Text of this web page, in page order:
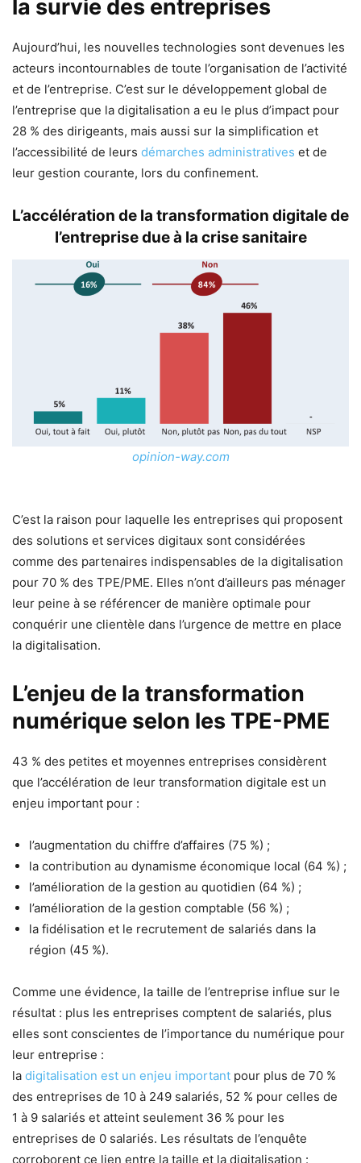
la survie des entreprises
Aujourd’hui, les nouvelles technologies sont devenues les
acteurs incontournables de toute l’organisation de l’activité
et de l’entreprise. C’est sur le développement global de
l’entreprise que la digitalisation a eu le plus d’impact pour
28 % des dirigeants, mais aussi sur la simplification et
l’accessibilité de leurs démarches administratives et de
leur gestion courante, lors du confinement.
L’accélération de la transformation digitale de
l’entreprise due à la crise sanitaire
opinion-way.com
C’est la raison pour laquelle les entreprises qui proposent
des solutions et services digitaux sont considérées
comme des partenaires indispensables de la digitalisation
pour 70 % des TPE/PME. Elles n’ont d’ailleurs pas ménager
leur peine à se référencer de manière optimale pour
conquérir une clientèle dans l’urgence de mettre en place
la digitalisation.
L’enjeu de la transformation
numérique selon les TPE-PME
43 % des petites et moyennes entreprises considèrent
que l’accélération de leur transformation digitale est un
enjeu important pour :
l’augmentation du chiffre d’affaires (75 %) ;
la contribution au dynamisme économique local (64 %) ;
l’amélioration de la gestion au quotidien (64 %) ;
l’amélioration de la gestion comptable (56 %) ;
la fidélisation et le recrutement de salariés dans la
région (45 %).
Comme une évidence, la taille de l’entreprise influe sur le
résultat : plus les entreprises comptent de salariés, plus
elles sont conscientes de l’importance du numérique pour
leur entreprise :
la digitalisation est un enjeu important pour plus de 70 %
des entreprises de 10 à 249 salariés, 52 % pour celles de
1 à 9 salariés et atteint seulement 36 % pour les
entreprises de 0 salariés. Les résultats de l’enquête
corroborent ce lien entre la taille et la digitalisation :